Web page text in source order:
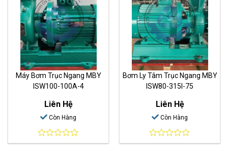
Máy Bơm Trục Ngang MBY
ISW100-100A-4
Liên Hệ
Còn Hàng
0
Bơm Ly Tâm Trục Ngang MBY
ISW80-315I-75
Liên Hệ
Còn Hàng
0